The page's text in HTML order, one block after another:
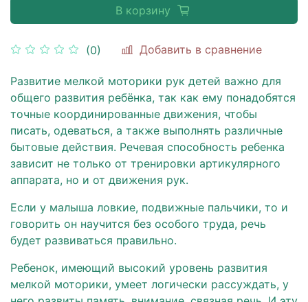
(0) Добавить в сравнение
В корзину
Развитие мелкой моторики рук детей важно для
общего развития ребёнка, так как ему понадобятся
точные координированные движения, чтобы
писать, одеваться, а также выполнять различные
бытовые действия. Речевая способность ребенка
зависит не только от тренировки артикулярного
аппарата, но и от движения рук.
Если у малыша ловкие, подвижные пальчики, то и
говорить он научится без особого труда, речь
будет развиваться правильно.
Ребенок, имеющий высокий уровень развития
мелкой моторики, умеет логически рассуждать, у